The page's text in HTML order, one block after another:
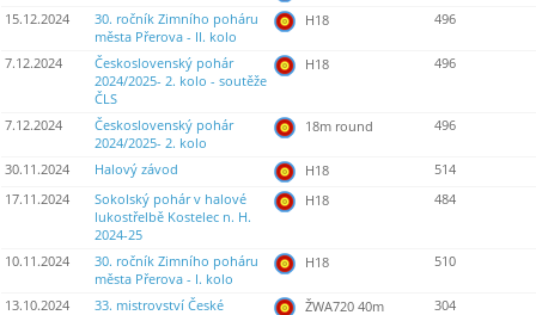
15.12.2024
30. ročník Zimního poháru
města Přerova - II. kolo
H18 496
7.12.2024
Československý pohár
2024/2025- 2. kolo - soutěže
ČLS
H18 496
7.12.2024
Československý pohár
2024/2025- 2. kolo
18m round 496
30.11.2024 Halový závod H18
514
17.11.2024
Sokolský pohár v halové
lukostřelbě Kostelec n. H.
2024-25
H18 484
10.11.2024
30. ročník Zimního poháru
města Přerova - I. kolo
H18 510
13.10.2024
33. mistrovství České
ŽWA720 40m 304